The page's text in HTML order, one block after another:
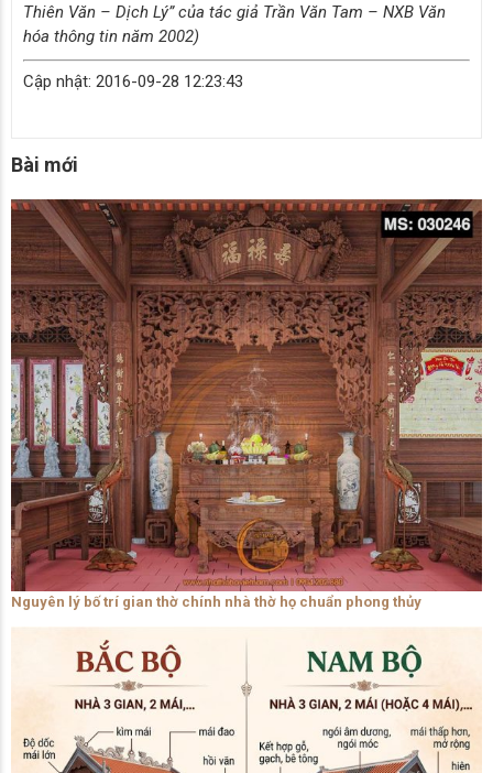
Thiên Văn – Dịch Lý” của tác giả Trần Văn Tam – NXB Văn
hóa thông tin năm 2002)
Cập nhật: 2016-09-28 12:23:43
Bài mới
Nguyên lý bố trí gian thờ chính nhà thờ họ chuẩn phong thủy